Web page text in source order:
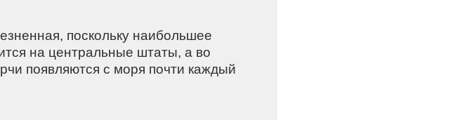
поскольку наибольшее
на центральные штаты, а во
появляются с моря почти каждый